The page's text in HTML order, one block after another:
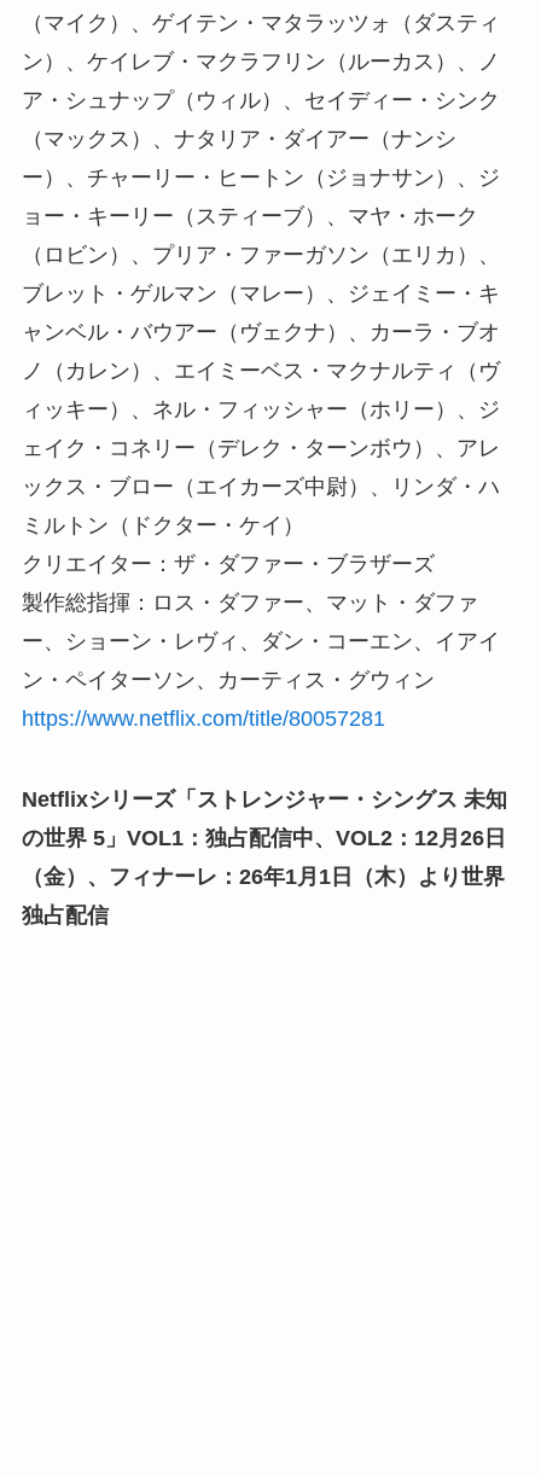
（マイク）、ゲイテン・マタラッツォ（ダスティ
ン）、ケイレブ・マクラフリン（ルーカス）、ノ
ア・シュナップ（ウィル）、セイディー・シンク
（マックス）、ナタリア・ダイアー（ナンシ
ー）、チャーリー・ヒートン（ジョナサン）、ジ
ョー・キーリー（スティーブ）、マヤ・ホーク
（ロビン）、プリア・ファーガソン（エリカ）、
ブレット・ゲルマン（マレー）、ジェイミー・キ
ャンベル・バウアー（ヴェクナ）、カーラ・ブオ
ノ（カレン）、エイミーベス・マクナルティ（ヴ
ィッキー）、ネル・フィッシャー（ホリー）、ジ
ェイク・コネリー（デレク・ターンボウ）、アレ
ックス・ブロー（エイカーズ中尉）、リンダ・ハ
ミルトン（ドクター・ケイ）
クリエイター：ザ・ダファー・ブラザーズ
製作総指揮：ロス・ダファー、マット・ダファ
ー、ショーン・レヴィ、ダン・コーエン、イアイ
ン・ペイターソン、カーティス・グウィン
https://www.netflix.com/title/80057281
Netflixシリーズ「ストレンジャー・シングス 未知
の世界 5」VOL1：独占配信中、VOL2：12月26日
（金）、フィナーレ：26年1月1日（木）より世界
独占配信